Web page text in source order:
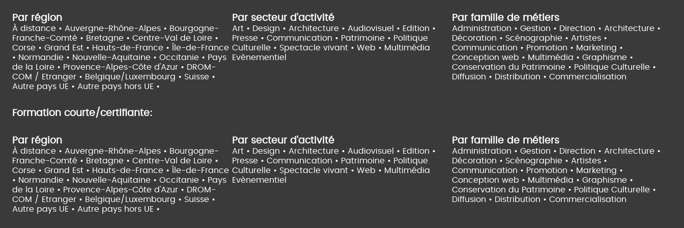
Par région
À distance • Auvergne-Rhône-Alpes • Bourgogne-
Franche-Comté • Bretagne • Centre-Val de Loire •
Corse • Grand Est • Hauts-de-France •
Île-de-France
• Normandie • Nouvelle-Aquitaine • Occitanie • Pays
de la Loire • Provence-Alpes-Côte d'Azur • DROM-
COM / Etranger • Belgique/Luxembourg • Suisse •
Autre pays UE • Autre pays hors UE •
Par secteur d'activité
Art • Design • Architecture • Audiovisuel • Edition •
Presse • Communication • Patrimoine • Politique
Culturelle • Spectacle vivant • Web • Multimédia
Evènementiel
Par famille de métiers
Administration • Gestion • Direction • Architecture •
Décoration • Scénographie • Artistes •
Communication • Promotion • Marketing •
Conception web • Multimédia • Graphisme •
Conservation du Patrimoine • Politique Culturelle •
Diffusion • Distribution • Commercialisation
Formation courte/certifiante:
Par région
À distance • Auvergne-Rhône-Alpes • Bourgogne-
Franche-Comté • Bretagne • Centre-Val de Loire •
Corse • Grand Est • Hauts-de-France •
Île-de-France
• Normandie • Nouvelle-Aquitaine • Occitanie • Pays
de la Loire • Provence-Alpes-Côte d'Azur • DROM-
COM / Etranger • Belgique/Luxembourg • Suisse •
Autre pays UE • Autre pays hors UE •
Par secteur d'activité
Art • Design • Architecture • Audiovisuel • Edition •
Presse • Communication • Patrimoine • Politique
Culturelle • Spectacle vivant • Web • Multimédia
Evènementiel
Par famille de métiers
Administration • Gestion • Direction • Architecture •
Décoration • Scénographie • Artistes •
Communication • Promotion • Marketing •
Conception web • Multimédia • Graphisme •
Conservation du Patrimoine • Politique Culturelle •
Diffusion • Distribution • Commercialisation